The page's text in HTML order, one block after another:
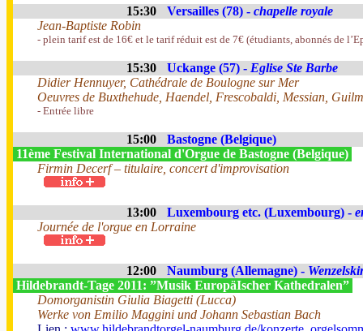
15:30 Versailles (78) - chapelle royale
Jean-Baptiste Robin
- plein tarif est de 16€ et le tarif réduit est de 7€ (étudiants, abonnés de
15:30 Uckange (57) - Eglise Ste Barbe
Didier Hennuyer, Cathédrale de Boulogne sur Mer
Oeuvres de Buxthehude, Haendel, Frescobaldi, Messian,
- Entrée libre
15:00
Bastogne (Belgique)
11ème Festival International d'Orgue de Bastogne (Belgique)
Firmin Decerf – titulaire, concert d'improvisation
13:00 Luxembourg etc. (Luxembourg) -
Journée de l'orgue en Lorraine
12:00 Naumburg (Allemagne) -
Hildebrandt-Tage 2011: ”Musik EuropäIscher Kathedralen”
Domorganistin Giulia Biagetti (Lucca)
Werke von Emilio Maggini und Johann Sebastian Bach